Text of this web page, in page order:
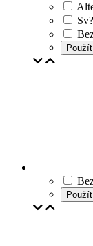
Použít
Použít